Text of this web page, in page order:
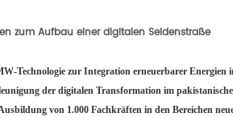
zum Aufbau einer digitalen Seidenstraße
Technologie zur Integration erneuerbarer Energien
der digitalen Transformation im
von 1.000 Fachkräften in den Bereichen